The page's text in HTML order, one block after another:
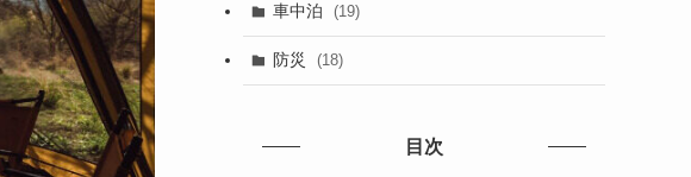
車中泊 (19)
防災 (18)
目次